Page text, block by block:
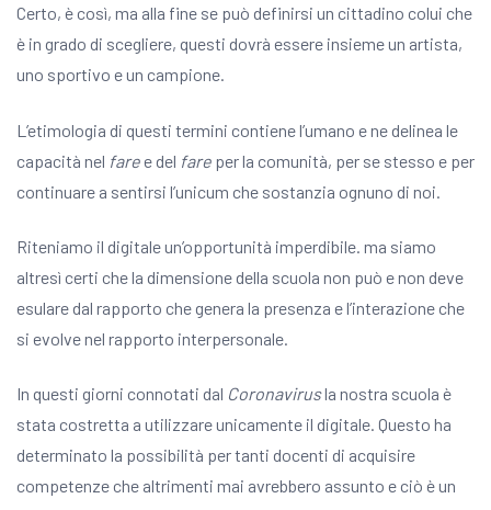
Certo, è così, ma alla fine se può definirsi un cittadino colui che
è in grado di scegliere, questi dovrà essere insieme un artista,
uno sportivo e un campione.
L’etimologia di questi termini contiene l’umano e ne delinea le
capacità nel faree del fare per la comunità, per se stesso e per
continuare a sentirsi l’unicum che sostanzia ognuno di noi.
Riteniamo il digitale un’opportunità imperdibile. ma siamo
altresì certi che la dimensione della scuola non può e non deve
esulare dal rapporto che genera la presenza e l’interazione che
si evolve nel rapporto interpersonale.
In questi giorni connotati dal Coronavirusla nostra scuola è
stata costretta a utilizzare unicamente il digitale. Questo ha
determinato la possibilità per tanti docenti di acquisire
competenze che altrimenti mai avrebbero assunto e ciò è un